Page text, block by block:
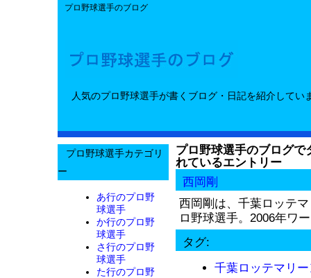
プロ野球選手のブログ
人気のプロ野球選手が書くブログ・日記を紹介してい
プロ野球選手カテゴリ
ー
あ行のプロ野
球選手
か行のプロ野
球選手
さ行のプロ野
球選手
た行のプロ野
プロ野球選手のブログ
れているエントリー
西岡剛
西岡剛は、千葉ロッテ
ロ野球選手。2006年ワ
タグ:
千葉ロッテマリ